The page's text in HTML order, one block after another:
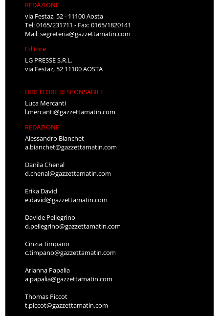
REDAZIONE
via Festaz, 52 - 11100 Aosta
Tel: 0165/231711 - Fax: 0165/1820141
Mail:segreteria@gazzettamatin.com
Editore
LG PRESSE S.R.L.
via Festaz, 52 11100 AOSTA
DIRETTORE RESPONSABILE
Luca Mercanti
l.mercanti@gazzettamatin.com
REDAZIONE
Alessandro Bianchet
a.bianchet@gazzettamatin.com
Danila Chenal
d.chenal@gazzettamatin.com
Erika David
e.david@gazzettamatin.com
Davide Pellegrino
d.pellegrino@gazzettamatin.com
Cinzia Timpano
c.timpano@gazzettamatin.com
Arianna Papalia
a.papalia@gazzettamatin.com
Thomas Piccot
t.piccot@gazzettamatin.com